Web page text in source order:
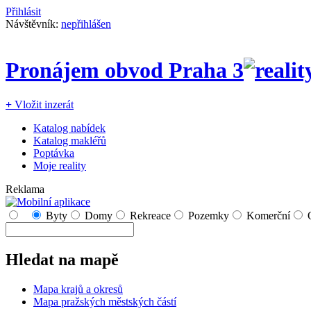
Přihlásit
Návštěvník: nepřihlášen
Pronájem obvod Praha 3
+ Vložit inzerát
Katalog nabídek
Katalog makléřů
Poptávka
Moje reality
Reklama
Byty Domy Rekreace Pozemky Komerční
Hledat na mapě
Mapa krajů a okresů
Mapa pražských městských částí